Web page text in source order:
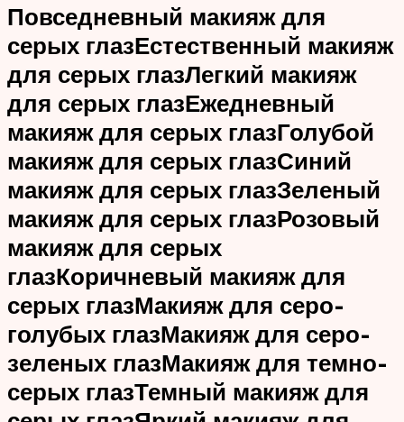
Повседневный макияж для
серых глазЕстественный макияж
для серых глазЛегкий макияж
для серых глазЕжедневный
макияж для серых глазГолубой
макияж для серых глазСиний
макияж для серых глазЗеленый
макияж для серых глазРозовый
макияж для серых
глазКоричневый макияж для
серых глазМакияж для серо-
голубых глазМакияж для серо-
зеленых глазМакияж для темно-
серых глазТемный макияж для